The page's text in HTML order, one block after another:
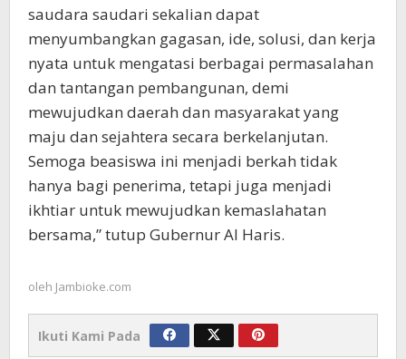
saudara saudari sekalian dapat
menyumbangkan gagasan, ide, solusi, dan kerja
nyata untuk mengatasi berbagai permasalahan
dan tantangan pembangunan, demi
mewujudkan daerah dan masyarakat yang
maju dan sejahtera secara berkelanjutan.
Semoga beasiswa ini menjadi berkah tidak
hanya bagi penerima, tetapi juga menjadi
ikhtiar untuk mewujudkan kemaslahatan
bersama,” tutup Gubernur Al Haris.
oleh Jambioke.com
Ikuti Kami Pada